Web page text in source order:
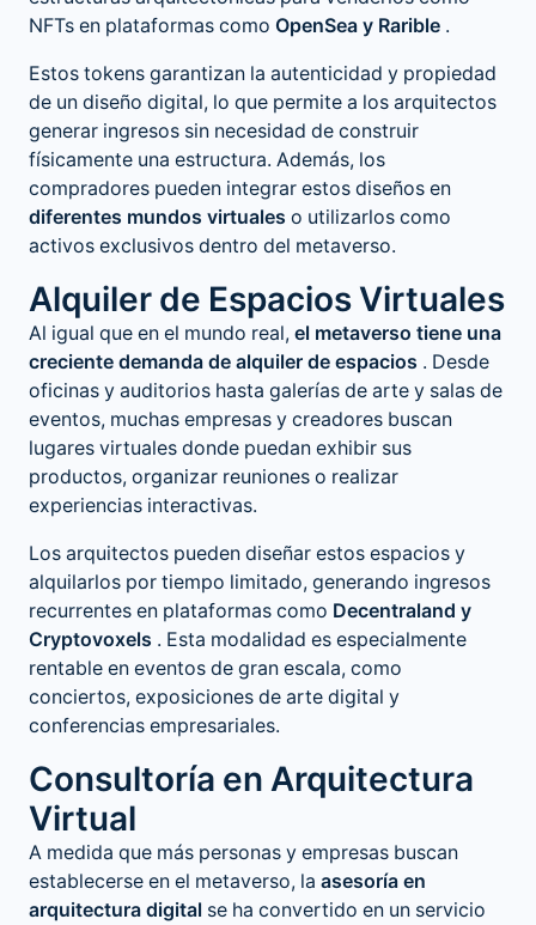
NFTs en plataformas como OpenSea y Rarible .
Estos tokens garantizan la autenticidad y propiedad
de un diseño digital, lo que permite a los arquitectos
generar ingresos sin necesidad de construir
físicamente una estructura. Además, los
compradores pueden integrar estos diseños en
diferentes mundos virtuales o utilizarlos como
activos exclusivos dentro del metaverso.
Alquiler de Espacios Virtuales
Al igual que en el mundo real, el metaverso tiene una
creciente demanda de alquiler de espacios . Desde
oficinas y auditorios hasta galerías de arte y salas de
eventos, muchas empresas y creadores buscan
lugares virtuales donde puedan exhibir sus
productos, organizar reuniones o realizar
experiencias interactivas.
Los arquitectos pueden diseñar estos espacios y
alquilarlos por tiempo limitado, generando ingresos
recurrentes en plataformas como Decentraland y
Cryptovoxels . Esta modalidad es especialmente
rentable en eventos de gran escala, como
conciertos, exposiciones de arte digital y
conferencias empresariales.
Consultoría en Arquitectura
Virtual
A medida que más personas y empresas buscan
establecerse en el metaverso, la asesoría en
arquitectura digital se ha convertido en un servicio